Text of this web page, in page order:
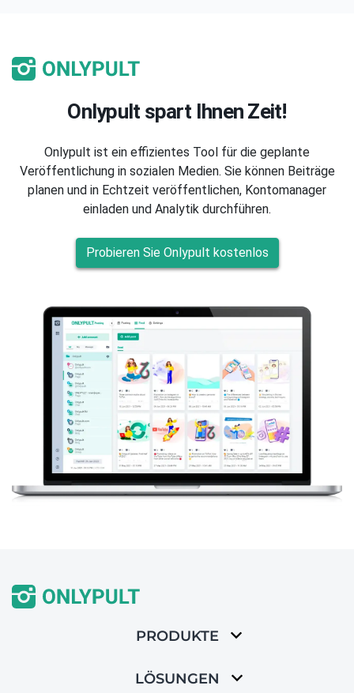
Onlypult spart Ihnen Zeit!
Onlypult ist ein effizientes Tool für die geplante
Veröffentlichung in sozialen Medien. Sie können Beiträge
planen und in Echtzeit veröffentlichen, Kontomanager
einladen und Analytik durchführen.
Probieren Sie Onlypult kostenlos
PRODUKTE
LÖSUNGEN